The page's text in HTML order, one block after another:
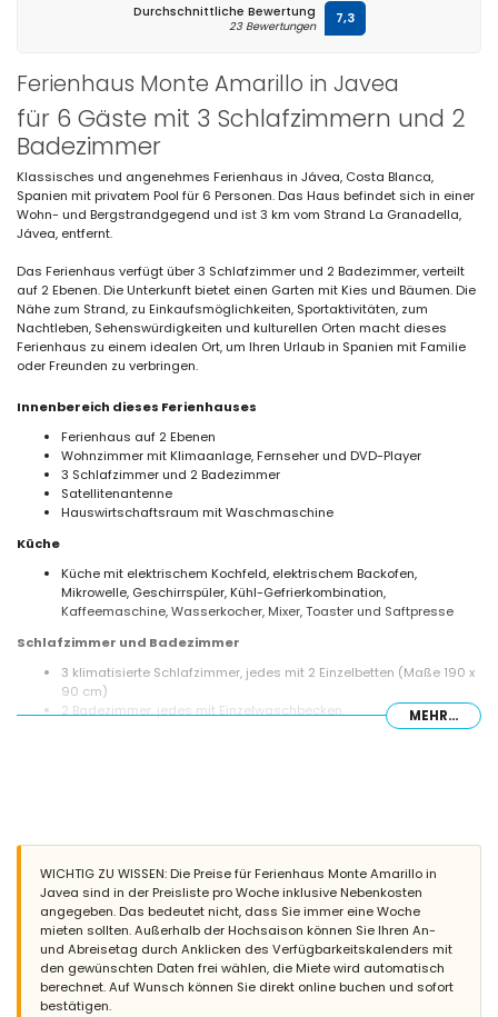
Ferienhaus Monte Amarillo in Javea
für 6 Gäste mit 3 Schlafzimmern und 2
Badezimmer
Klassisches und angenehmes Ferienhaus in Jávea, Costa Blanca,
Spanien mit privatem Pool für 6 Personen. Das Haus befindet sich in einer
Wohn- und Bergstrandgegend und ist 3 km vom Strand La Granadella,
Jávea, entfernt.
Das Ferienhaus verfügt über 3 Schlafzimmer und 2 Badezimmer, verteilt
auf 2 Ebenen. Die Unterkunft bietet einen Garten mit Kies und Bäumen. Die
Nähe zum Strand, zu Einkaufsmöglichkeiten, Sportaktivitäten, zum
Nachtleben, Sehenswürdigkeiten und kulturellen Orten macht dieses
Ferienhaus zu einem idealen Ort, um Ihren Urlaub in Spanien mit Familie
oder Freunden zu verbringen.
Innenbereich dieses Ferienhauses
Ferienhaus auf 2 Ebenen
Wohnzimmer mit Klimaanlage, Fernseher und DVD-Player
3 Schlafzimmer und 2 Badezimmer
Satellitenantenne
Hauswirtschaftsraum mit Waschmaschine
Küche
Küche mit elektrischem Kochfeld, elektrischem Backofen,
Mikrowelle, Geschirrspüler, Kühl-Gefrierkombination,
Kaffeemaschine, Wasserkocher, Mixer, Toaster und Saftpresse
Schlafzimmer und Badezimmer
3 klimatisierte Schlafzimmer, jedes mit 2 Einzelbetten (Maße 190 x
90 cm)
2 Badezimmer, jedes mit Einzelwaschbecken,
Grill
Sitzbereich im Freien und Essbereich im Freien
2 Gemeinschaftsparkplätze
Weitere Informationen
Nächste Stadt: Jávea (innerhalb von 10 Kilometern von der
Unterkunft)
Nächstes Fluss- oder Meeresufer: Mittelmeer, Jávea (innerhalb
von 3 Kilometern von der Unterkunft)
MEHR...
WICHTIG ZU WISSEN: Die Preise für Ferienhaus Monte Amarillo in
Javea sind in der Preisliste pro Woche inklusive Nebenkosten
angegeben. Das bedeutet nicht, dass Sie immer eine Woche
mieten sollten. Außerhalb der Hochsaison können Sie Ihren An-
und Abreisetag durch Anklicken des Verfügbarkeitskalenders mit
den gewünschten Daten frei wählen, die Miete wird automatisch
berechnet. Auf Wunsch können Sie direkt online buchen und sofort
bestätigen.
Durchschnittliche Bewertung
23 Bewertungen 7,3